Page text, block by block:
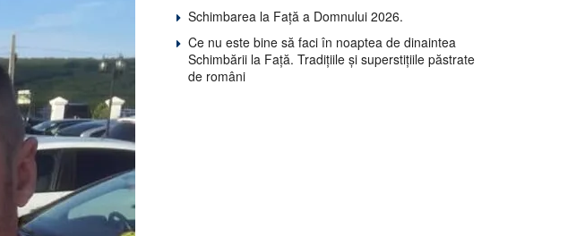
Schimbarea la Față a Domnului 2026.
Ce nu este bine să faci în noaptea de dinaintea
Schimbării la Față. Tradițiile și superstițiile păstrate
de români